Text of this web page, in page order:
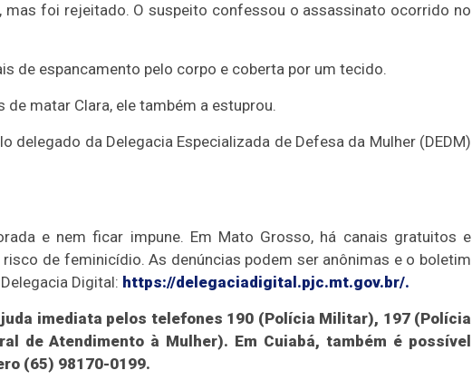
mas foi rejeitado. O suspeito confessou o assassinato ocorrido no
de espancamento pelo corpo e coberta por um tecido.
matar Clara, ele também a estuprou.
da Delegacia Especializada de Defesa da Mulher (DEDM)
e nem ficar impune. Em Mato Grosso, há canais gratuitos e
de feminicídio. As denúncias podem ser anônimas e o boletim
Digital: https://delegaciadigital.pjc.mt.gov.br/.
imediata pelos telefones 190 (Polícia Militar), 197 (Polícia
de Atendimento à Mulher). Em Cuiabá, também é possível
(65) 98170-0199.